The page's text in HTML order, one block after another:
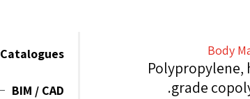
Body
Polypropylene,
grade
Catalogues
BIM / CAD